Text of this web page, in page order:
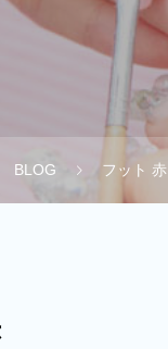
BLOG フット 赤